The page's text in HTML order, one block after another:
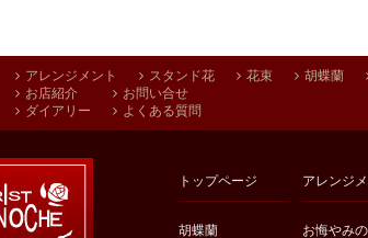
アレンジメント スタンド花 花束 胡蝶蘭
お店紹介
ダイアリー
お問い合せ
よくある質問
トップページ アレンジ
胡蝶蘭 お悔やみ